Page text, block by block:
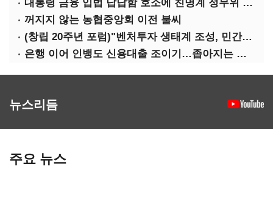
대통령 금융 입법 답답함 호소에 친명계 정무위 무더기 지원
꺼지지 않는 농협중앙회 이전 불씨
(창립 20주년 포럼)"벤처투자 생태계 조성, 민간자본이 주도해야"
은행 이어 인뱅도 신용대출 조이기…좁아지는 급전 창구
뉴스리듬
주요 뉴스